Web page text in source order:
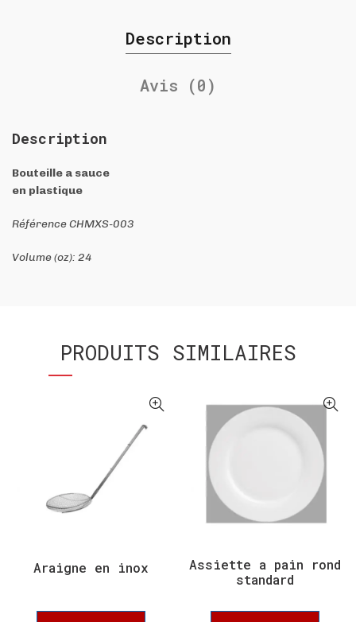
Description
Avis (0)
Description
Bouteille a sauce
en plastique
Référence CHMXS-003
Volume (oz): 24
PRODUITS SIMILAIRES
Araigne en inox
Assiette a pain rond
standard